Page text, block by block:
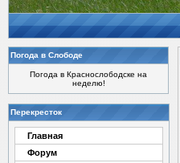
Погода в Слободе
Погода в Краснослободске на
неделю!
Перекресток
Главная
Форум